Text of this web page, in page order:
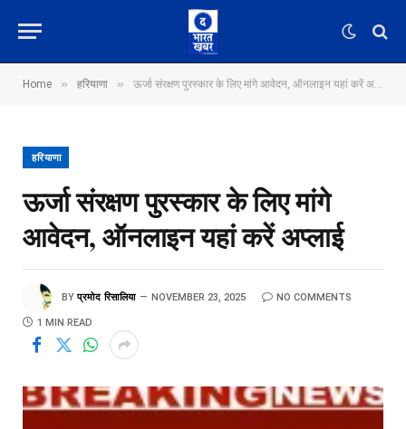
Home » हरियाणा » ऊर्जा संरक्षण पुरस्कार के लिए मांगे आवेदन, ऑनलाइन यहां करें अप्लाई
हरियाणा
ऊर्जा संरक्षण पुरस्कार के लिए मांगे
आवेदन, ऑनलाइन यहां करें अप्लाई
BY प्रमोद रिसालिया NOVEMBER 23, 2025 NO COMMENTS
1 MIN READ